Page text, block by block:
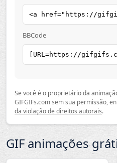
BBCode
Se você é o proprietário da
GIFGIFs.com sem sua permissão,
da violação de direitos autorais.
GIF animações